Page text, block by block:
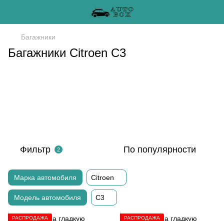
Багажники
Багажники Citroen C3
Фильтр 2 По популярности
Марка автомобиля Citroen
Модель автомобиля C3
РАСПРОДАЖА
РАСПРОДАЖА